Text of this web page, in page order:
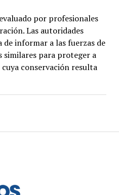
por profesionales
Las autoridades
informar a las fuerzas de
similares para proteger a
conservación resulta